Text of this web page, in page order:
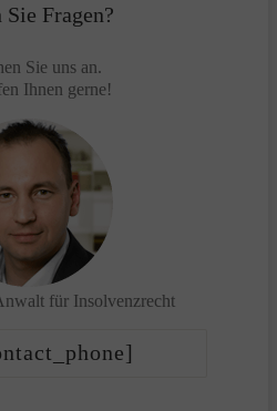
Sie Fragen?
Sie uns an.
Ihnen gerne!
für Insolvenzrecht